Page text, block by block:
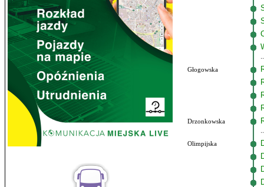
Głogowska
Drzonkowska
Olimpijska